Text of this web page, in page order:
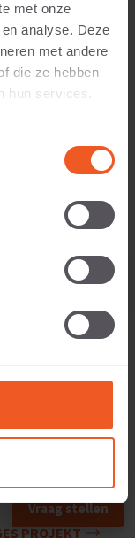
met onze
analyse. Deze
met andere
die ze hebben
hun services.
wurde
herum
angelegt.
PROJEKT
Vraag stellen